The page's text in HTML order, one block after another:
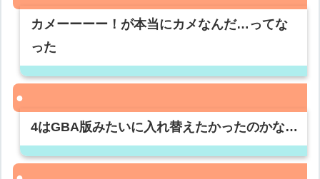
カメーーーー！が本当にカメなんだ…ってな
った
4はGBA版みたいに入れ替えたかったのかな…